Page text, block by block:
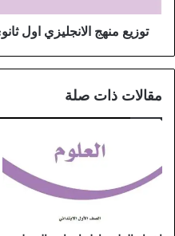
توزيع منهج الانجليزي اول
مقالات ذات صلة